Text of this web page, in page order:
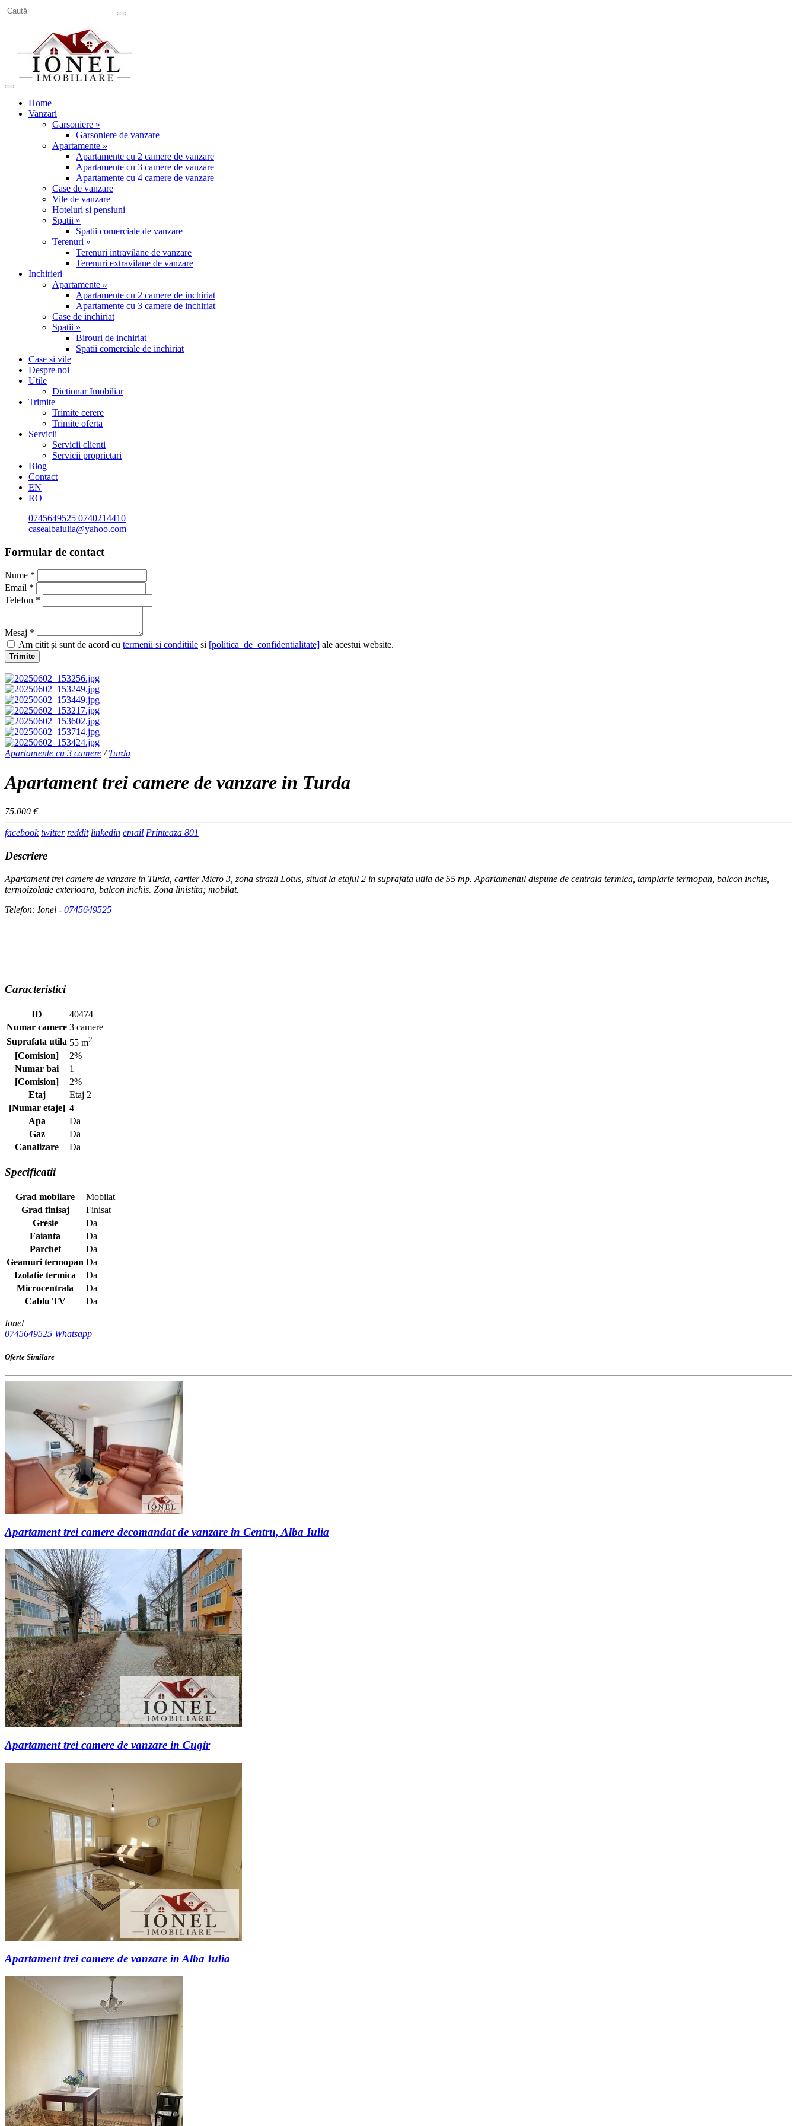
Home
Vanzari
Garsoniere »
Garsoniere de vanzare
Apartamente »
Apartamente cu 2 camere de vanzare
Apartamente cu 3 camere de vanzare
Apartamente cu 4 camere de vanzare
Case de vanzare
Vile de vanzare
Hoteluri si pensiuni
Spatii »
Spatii comerciale de vanzare
Terenuri »
Terenuri intravilane de vanzare
Terenuri extravilane de vanzare
Inchirieri
Apartamente »
Apartamente cu 2 camere de inchiriat
Apartamente cu 3 camere de inchiriat
Case de inchiriat
Spatii »
Birouri de inchiriat
Spatii comerciale de inchiriat
Case si vile
Despre noi
Utile
Dictionar Imobiliar
Trimite
Trimite cerere
Trimite oferta
Servicii
Servicii clienti
Servicii proprietari
Blog
Contact
EN
RO
0745649525 0740214410
casealbaiulia@yahoo.com
Formular de contact
Nume *
Email *
Telefon *
Mesaj *
Am citit și sunt de acord cu termenii si conditiile si [politica_de_confidentialitate] ale acestui website.
Trimite
Apartamente cu 3 camere/Turda
Apartament trei camere de vanzare in Turda
75.000 €
facebook twitter reddit linkedin email Printeaza 801
Descriere
Apartament trei camere de vanzare in Turda, cartier Micro 3, zona strazii Lotus, situat la etajul 2 in suprafata utila de 55 mp. Apartamentul dispune de centrala termica, tamplarie termopan, balcon inchis,
termoizolatie exterioara, balcon inchis. Zona linistita; mobilat.
Telefon: Ionel - 0745649525
Caracteristici
ID
40474
Numar camere 3 camere
Suprafata utila 55 m2
[Comision]
2%
Numar bai
1
[Comision]
2%
Etaj
Etaj 2
[Numar etaje] 4
Apa
Da
Gaz
Da
Canalizare
Da
Specificatii
Grad mobilare
Mobilat
Grad finisaj
Finisat
Gresie
Da
Faianta
Da
Parchet
Da
Geamuri termopan Da
Izolatie termica
Da
Microcentrala
Da
Cablu TV
Da
Ionel
0745649525 Whatsapp
Oferte Similare
Apartament trei camere decomandat de vanzare in Centru, Alba Iulia
Apartament trei camere de vanzare in Cugir
Apartament trei camere de vanzare in Alba Iulia